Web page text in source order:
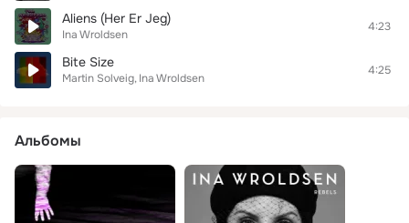
Aliens (Her Er Jeg)
Ina Wroldsen
4:23
Bite Size
Martin Solveig Ina Wroldsen
4:25
Альбомы